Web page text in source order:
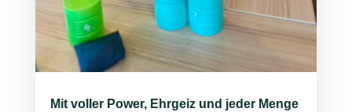
Mit voller Power, Ehrgeiz und jeder Menge